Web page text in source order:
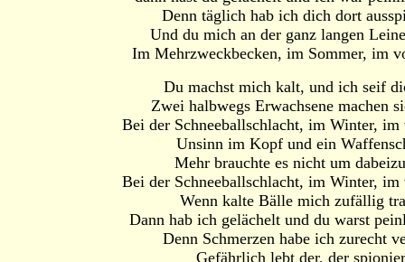
Denn täglich hab ich dich dort
Und du mich an der ganz langen
Im Mehrzweckbecken, im Sommer, im
Du machst mich kalt, und ich seif
Zwei halbwegs Erwachsene machen
Bei der Schneeballschlacht, im Winter, im
Unsinn im Kopf und ein
Mehr brauchte es nicht um
Bei der Schneeballschlacht, im Winter, im
Wenn kalte Bälle mich zufällig
Dann hab ich gelächelt und du warst
Denn Schmerzen habe ich zurecht
Gefährlich lebt der, der